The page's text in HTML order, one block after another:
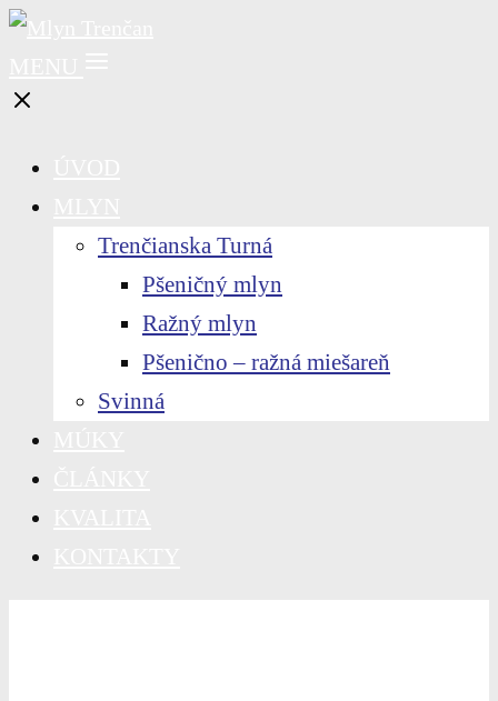
Trenčianska Turná
Pšeničný mlyn
Ražný mlyn
Pšenično – ražná miešareň
Svinná